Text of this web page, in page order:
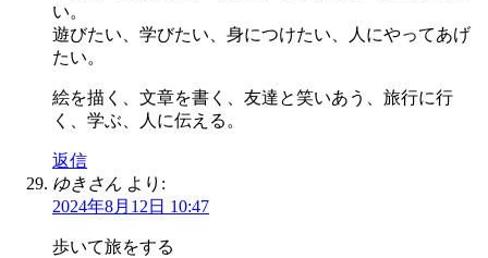
い。
遊びたい、学びたい、身につけたい、人にやってあげ
たい。
絵を描く、文章を書く、友達と笑いあう、旅行に行
く、学ぶ、人に伝える。
返信
ゆきさん より:
2024年8月12日 10:47
歩いて旅をする